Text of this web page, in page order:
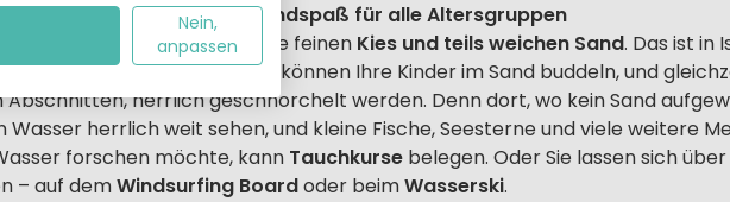
– ein ganz großer Strandspaß für alle Altersgruppen
Strandabschnitten finden Sie feinen Kies und teils weichen Sand. Das ist in
eine echte Besonderheit. So können Ihre Kinder im Sand buddeln, und
Abschnitten, herrlich geschnorchelt werden. Denn dort, wo kein Sand
Wasser herrlich weit sehen, und kleine Fische, Seesterne und viele weitere
forschen möchte, kann Tauchkurse belegen. Oder Sie lassen sich
– auf demWindsurfing Boardoder beimWasserski.
Nein,
anpassen